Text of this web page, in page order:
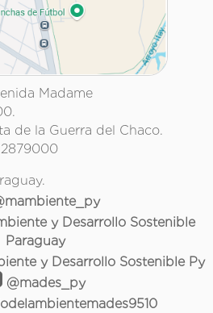
Madame
de la Guerra del Chaco.
2879000
y Desarrollo Sostenible
Paraguay
y Desarrollo Sostenible Py
@mades_py